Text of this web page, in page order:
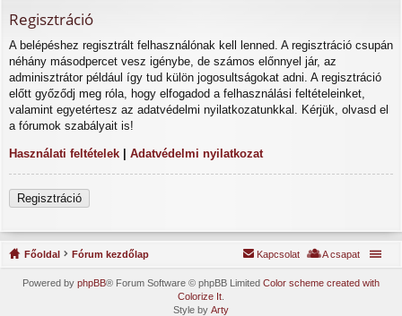
Regisztráció
A belépéshez regisztrált felhasználónak kell lenned. A regisztráció csupán
néhány másodpercet vesz igénybe, de számos előnnyel jár, az
adminisztrátor például így tud külön jogosultságokat adni. A regisztráció
előtt győződj meg róla, hogy elfogadod a felhasználási feltételeinket,
valamint egyetértesz az adatvédelmi nyilatkozatunkkal. Kérjük, olvasd el
a fórumok szabályait is!
Használati feltételek | Adatvédelmi nyilatkozat
Regisztráció
Főoldal Fórum kezdőlap A csapat
Kapcsolat
Powered by phpBB® Forum Software © phpBB Limited Color scheme created with
Colorize It
Style by Arty